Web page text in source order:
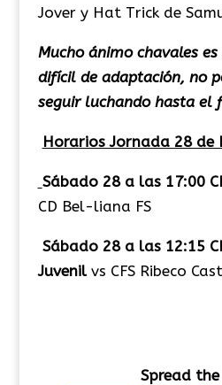
Jover y Hat Trick de
Mucho ánimo chavales
difícil de adaptación, no
seguir luchando hasta el
Horarios Jornada 28 de
Sábado 28 a las 17:00
CD Bel-liana FS
Sábado 28 a las 12:15
Juvenil vs CFS Ribeco
Spread